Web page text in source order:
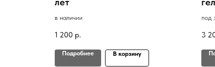
в наличии
1 200 р.
Подробнее В корзину
под
3